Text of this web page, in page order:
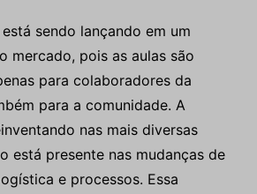
sendo lançando em um
mercado, pois as aulas são
para colaboradores da
para a comunidade. A
nas mais diversas
está presente nas mudanças de
e processos. Essa